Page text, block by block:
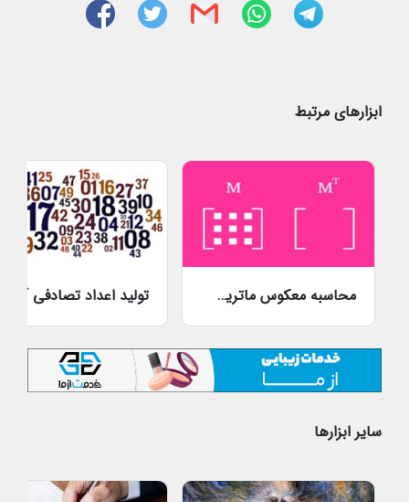
ابزارهای مرتبط
محاسبه معکوس ماتریس آنلاین
سایر ابزارها